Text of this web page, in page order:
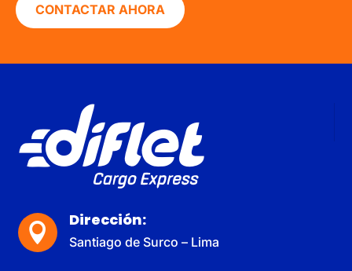
CONTACTAR AHORA

Dirección:
Santiago de Surco – Lima